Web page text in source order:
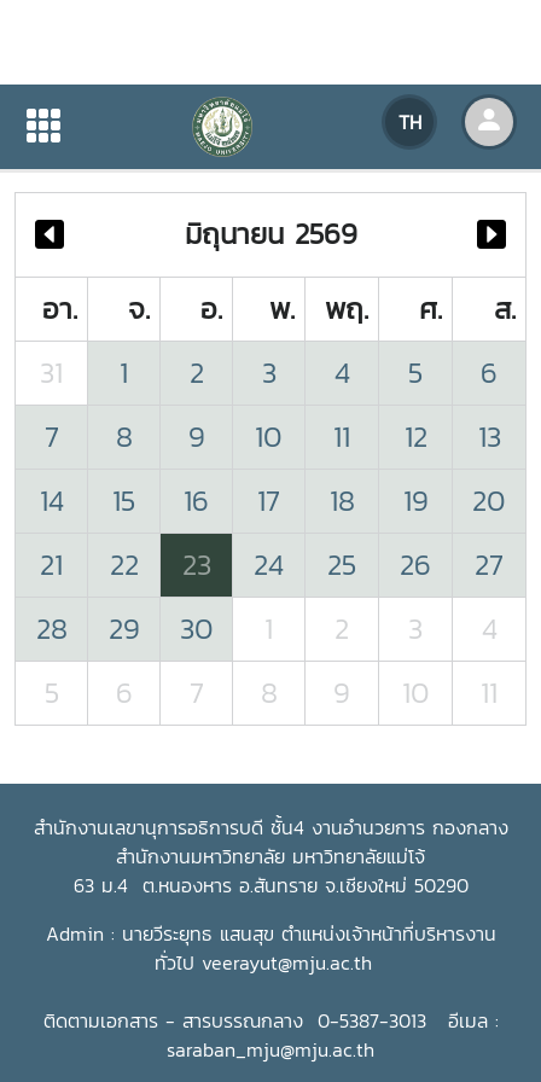
TH
ปฏิทินกิจกรรมของหน่วยงาน
ปฏิทินกิจกรรมของหน่วยงาน
มิถุนายน 2569
อา.
จ. อ. พ. พฤ. ศ.
ส.
31
1 2 3 4 5
6
7
8 9 10 11 12
13
14
15 16 17 18 19
20
21
22 23 24 25 26
27
28
29 30 1 2 3
4
5
6 7 8 9 10 11
สำนักงานเลขานุการอธิการบดี ชั้น4 งานอำนวยการ กองกลาง
สำนักงานมหาวิทยาลัย มหาวิทยาลัยแม่โจ้
63 ม.4 ต.หนองหาร อ.สันทราย จ.เชียงใหม่ 50290
Admin : นายวีระยุทธ แสนสุข ตำแหน่งเจ้าหน้าที่บริหารงาน
ทั่วไป veerayut@mju.ac.th
ติดตามเอกสาร - สารบรรณกลาง 0-5387-3013 อีเมล :
saraban_mju@mju.ac.th